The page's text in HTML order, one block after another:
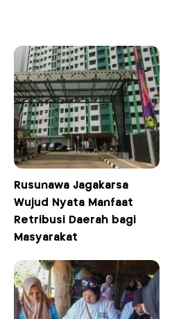
Rusunawa Jagakarsa
Wujud Nyata Manfaat
Retribusi Daerah bagi
Masyarakat